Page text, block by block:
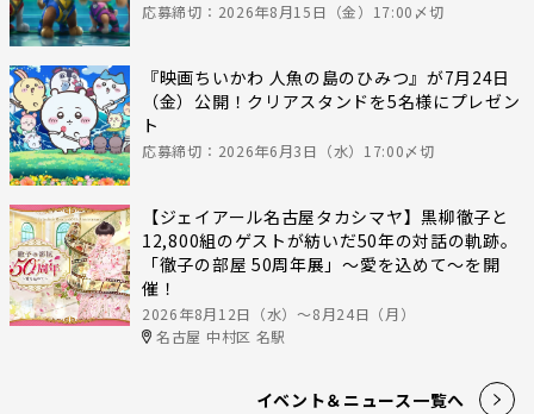
応募締切：2026年8月15日（金）17:00〆切
『映画ちいかわ 人魚の島のひみつ』が7月24日
（金）公開！クリアスタンドを5名様にプレゼン
ト
応募締切：2026年6月3日（水）17:00〆切
【ジェイアール名古屋タカシマヤ】黒柳徹子と
12,800組のゲストが紡いだ50年の対話の軌跡。
「徹子の部屋 50周年展」～愛を込めて～を開
催！
2026年8月12日（水）〜8月24日（月）
名古屋 中村区 名駅
イベント＆ニュース一覧へ